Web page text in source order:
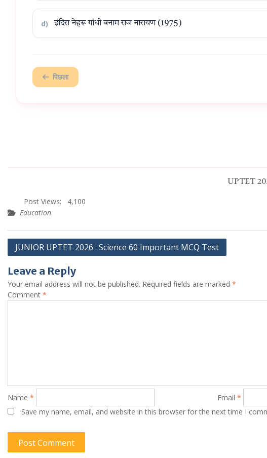
d) इंदिरा नेहरू गांधी बनाम राज नारायण (1975)
पिछला
UPTET
Post Views:
4,100
Education
Post
navigation
JUNIOR UPTET 2026 : Science 60 Important MCQ Test
Leave a Reply
Your email address will not be published. Required fields are marked *
Comment *
Name * Email*
Save my name, email, and website in this browser for the next time I